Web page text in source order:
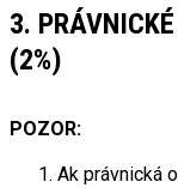
3.
(2%)
POZOR:
Ak právnická